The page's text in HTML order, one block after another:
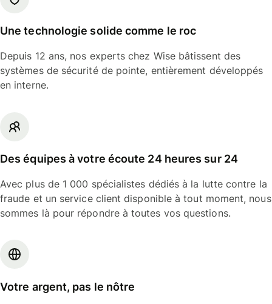
Une technologie solide comme le roc
Depuis 12 ans, nos experts chez Wise bâtissent des
systèmes de sécurité de pointe, entièrement développés
en interne.
Des équipes à votre écoute 24 heures sur 24
Avec plus de 1 000 spécialistes dédiés à la lutte contre la
fraude et un service client disponible à tout moment, nous
sommes là pour répondre à toutes vos questions.
Votre argent, pas le nôtre